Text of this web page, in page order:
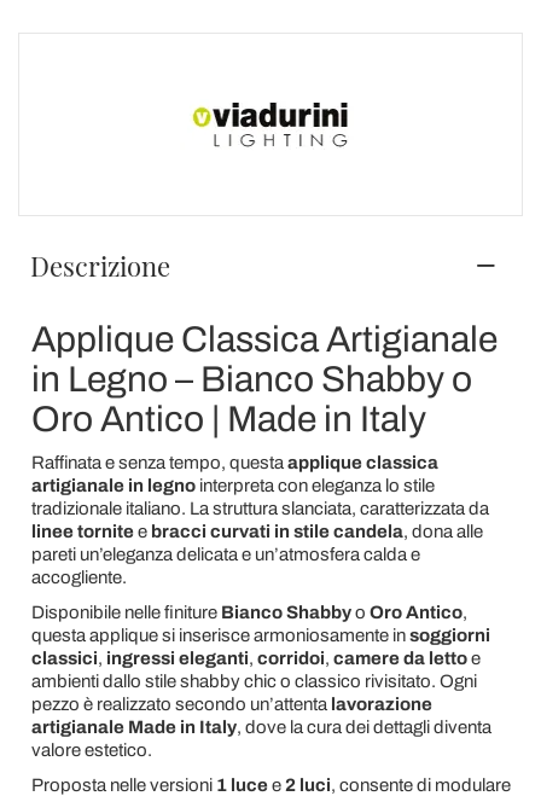
Descrizione
Applique Classica Artigianale
in Legno – Bianco Shabby o
Oro Antico | Made in Italy
Raffinata e senza tempo, questa applique classica
artigianale in legnointerpreta con eleganza lo stile
tradizionale italiano. La struttura slanciata, caratterizzata da
linee tornitee bracci curvati in stile candela, dona alle
pareti un’eleganza delicata e un’atmosfera calda e
accogliente.
Disponibile nelle finiture Bianco Shabbyo Oro Antico,
questa applique si inserisce armoniosamente insoggiorni
classici, ingressi eleganti, corridoi, camere da lettoe
ambienti dallo stile shabby chic o classico rivisitato. Ogni
pezzo è realizzato secondo un’attenta lavorazione
artigianale Made in Italy, dove la cura dei dettagli diventa
valore estetico.
Proposta nelle versioni 1 lucee 2 luci, consente di modulare